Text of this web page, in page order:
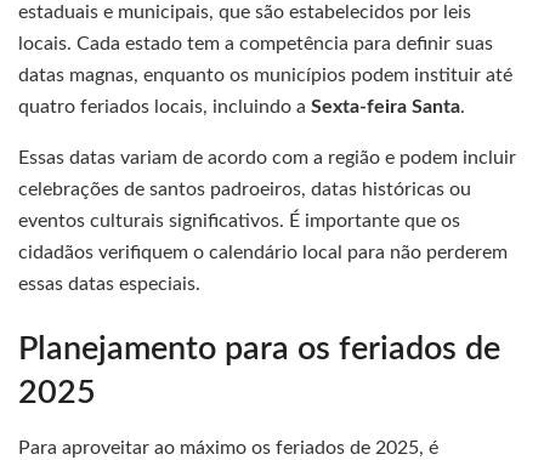
estaduais e municipais, que são estabelecidos por leis
locais. Cada estado tem a competência para definir suas
datas magnas, enquanto os municípios podem instituir até
quatro feriados locais, incluindo a Sexta-feira Santa.
Essas datas variam de acordo com a região e podem incluir
celebrações de santos padroeiros, datas históricas ou
eventos culturais significativos. É importante que os
cidadãos verifiquem o calendário local para não perderem
essas datas especiais.
Planejamento para os feriados de
2025
Para aproveitar ao máximo os feriados de 2025, é